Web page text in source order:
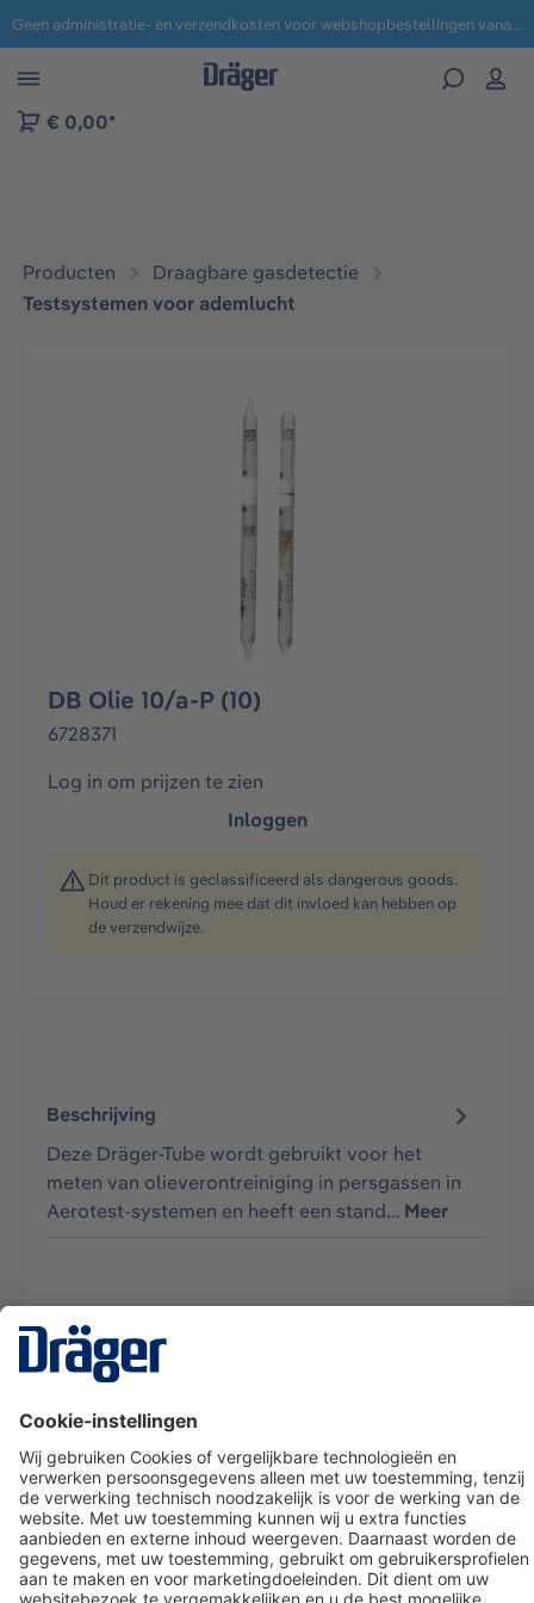
naar navigatie B2B-platform Geen administratie- en verzendkosten voor webshopbestellingen vanaf € 100,-.
€ 0,00*
Producten
Draagbare gasdetectie
Testsystemen voor ademlucht​
Afbeeldingengalerij overslaan
DB Olie 10/a-P (10)
6728371
Log in om prijzen te zien
Inloggen
Dit product is geclassificeerd als dangerous goods.
Houd er rekening mee dat dit invloed kan hebben op
de verzendwijze.
Beschrijving
Deze Dräger-Tube wordt gebruikt voor het
meten van olieverontreiniging in persgassen in
Aerotest-systemen en heeft een stand… Meer
Dräger klantenservice
Over Dräger